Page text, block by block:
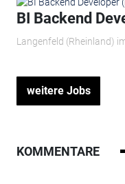
BI Backend
Langenfeld (Rheinland)
weitere Jobs
KOMMENTARE